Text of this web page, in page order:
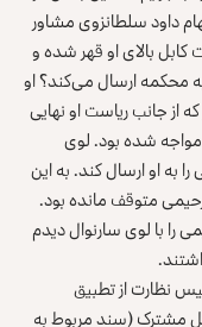
داود سلطانزوی مشاور
کابل بالای او قهر شده و
محکمه ارسال می‌کند؟ او
از جانب ریاست او نهایی
مواجه شده بود. لوی
به او ارسال کند. به این
متوقف مانده بود.
را با لوی سارنوال دیدم
من به عنوان رییس نظارت از تطبیق
مشترک (سند مربوط به